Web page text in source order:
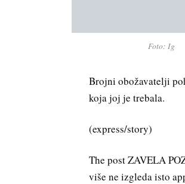
Foto: Ig
Brojni obožavatelji
koja joj je trebala.
(express/story)
The post ZAVELA
više ne izgleda isto